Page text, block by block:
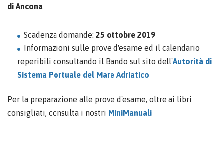
di Ancona
Scadenza domande: 25 ottobre 2019
Informazioni sulle prove d'esame ed il calendario
reperibili consultando il Bando sul sito dell'Autorità di
Sistema Portuale del Mare Adriatico
Per la preparazione alle prove d'esame, oltre ai libri
consigliati, consulta i nostri MiniManuali